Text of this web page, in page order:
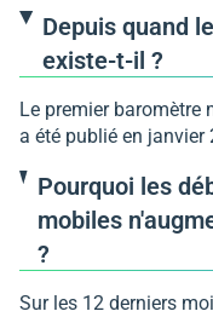
Depuis quand
existe-t-il ?
Le premier baromètre
a été publié en janvier
Pourquoi les
mobiles
?
Sur les 12 derniers